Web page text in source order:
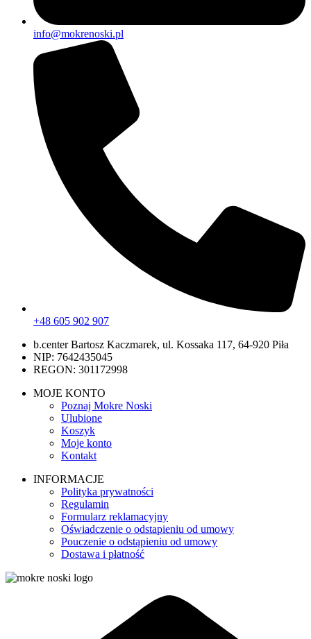
info@mokrenoski.pl
+48 605 902 907
b.center Bartosz Kaczmarek, ul. Kossaka 117, 64-920 Piła
NIP: 7642435045
REGON: 301172998
MOJE KONTO
Poznaj Mokre Noski
Ulubione
Koszyk
Moje konto
Kontakt
INFORMACJE
Polityka prywatności
Regulamin
Formularz reklamacyjny
Oświadczenie o odstapieniu od umowy
Pouczenie o odstąpieniu od umowy
Dostawa i płatność